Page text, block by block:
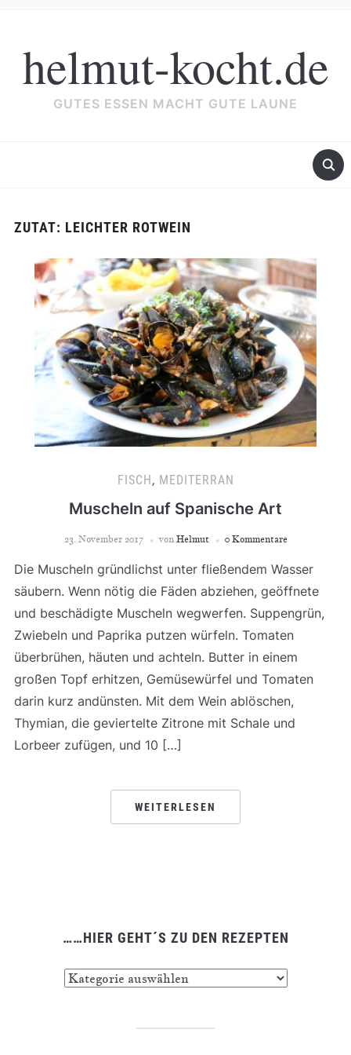
helmut-kocht.de
GUTES ESSEN MACHT GUTE LAUNE
……HIER GEHT´S ZU DEN REZEPTEN
ZUTAT: LEICHTER ROTWEIN
FISCH , MEDITERRAN
Muscheln auf Spanische Art
23. November 2017 von Helmut 0 Kommentare
Die Muscheln gründlichst unter fließendem Wasser
säubern. Wenn nötig die Fäden abziehen, geöffnete
und beschädigte Muscheln wegwerfen. Suppengrün,
Zwiebeln und Paprika putzen würfeln. Tomaten
überbrühen, häuten und achteln. Butter in einem
großen Topf erhitzen, Gemüsewürfel und Tomaten
darin kurz andünsten. Mit dem Wein ablöschen,
Thymian, die geviertelte Zitrone mit Schale und
Lorbeer zufügen, und 10 […]
WEITERLESEN